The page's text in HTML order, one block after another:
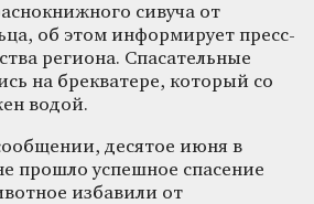
сивуча от
об этом информирует пресс-
региона. Спасательные
на брекватере, который со
водой.
десятое июня в
прошло успешное спасение
избавили от